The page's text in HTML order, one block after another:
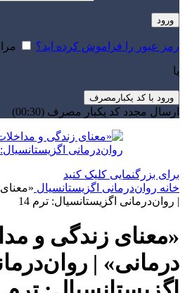
ورود
رمز عبور را فراموش کرده اید؟
یا
ورود با کد یکبارمصرف
ارسال مجدد کد یکبار مصرف (00:
30
)
برای بزرگنمایی کلیک کنید
خانه روان‌درمانی اگزیستانسیال
| روان‌درمانی اگزیستانسیال: ترم 14
«معنای زندگی و
درمانی» |